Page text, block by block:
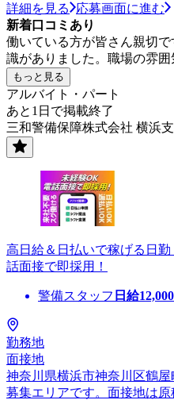
詳細を見る
応募画面に進む
新着口コミあり
働いている方が皆さん親切
識がありました。職場の雰囲
もっと見る
アルバイト・パート
あと1日で掲載終了
三和警備保障株式会社 横浜
高日給＆日払いで稼げる日
話面接で即採用！
警備スタッフ 日給12,000
勤務地
面接地
神奈川県横浜市神奈川区鶴
募集エリアです。面接地は